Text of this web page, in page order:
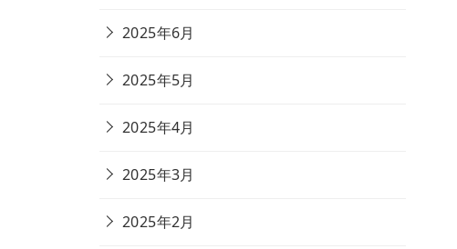
2025年6月
2025年5月
2025年4月
2025年3月
2025年2月